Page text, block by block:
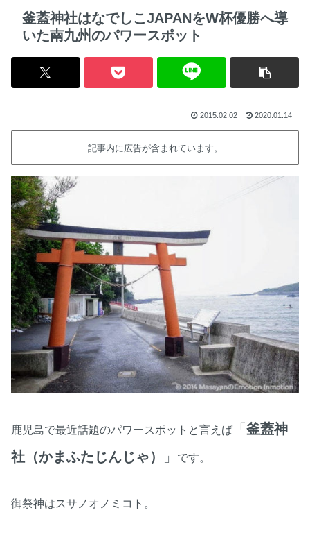
釜蓋神社はなでしこJAPANをW杯優勝へ導
いた南九州のパワースポット
2015.02.02 2020.01.14
記事内に広告が含まれています。
鹿児島で最近話題のパワースポットと言えば 「 釜蓋神
社（かまふたじんじゃ）
」 です。
御祭神はスサノオノミコト。